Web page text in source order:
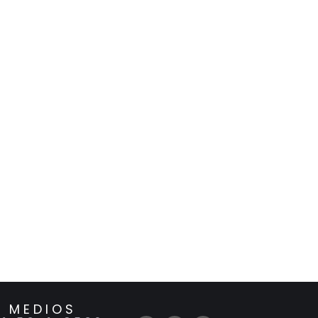
MEDIOS